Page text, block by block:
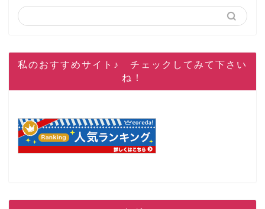
私のおすすめサイト♪ チェックしてみて下さい
ね！